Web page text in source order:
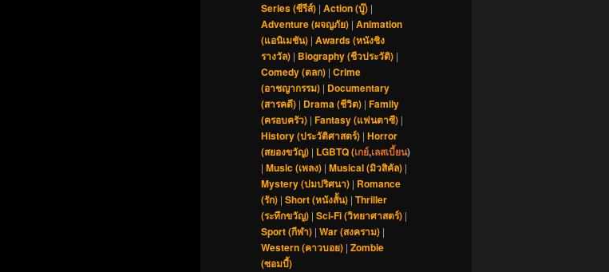
Series (ซีรีส์) | Action (บู๊) |
Adventure (ผจญภัย) | Animation
(แอนิเมชัน) | Awards (หนังชิง
รางวัล) | Biography (ชีวประวัติ) |
Comedy (ตลก) | Crime
(อาชญากรรม) | Documentary
(สารคดี) | Drama (ชีวิต) | Family
(ครอบครัว) | Fantasy (แฟนตาซี) |
History (ประวัติศาสตร์) | Horror
(สยองขวัญ) | LGBTQ (เกย์,เลสเบี้ยน)
| Music (เพลง) | Musical (มิวสิคัล) |
Mystery (ปมปริศนา) | Romance
(รัก) | Short (หนังสั้น) | Thriller
(ระทึกขวัญ) | Sci-Fi (วิทยาศาสตร์) |
Sport (กีฬา) | War (สงคราม) |
Western (คาวบอย) | Zombie
(ซอมบี้)